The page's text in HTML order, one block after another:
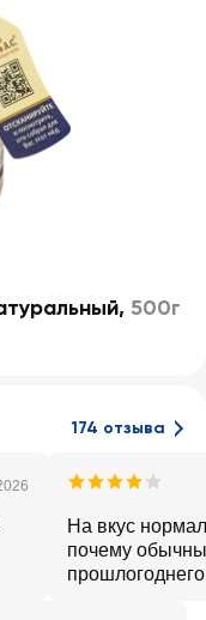
, 500г
174 отзыва
На вкус нормальный.Не понятно,
почему